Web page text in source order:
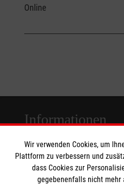
Online
Informationen
Impressum
Datenschutz
Barrierefreiheit
Wir verwenden Cookies, um
Plattform zu verbessern und
dass Cookies zur
gegebenenfalls nicht mehr